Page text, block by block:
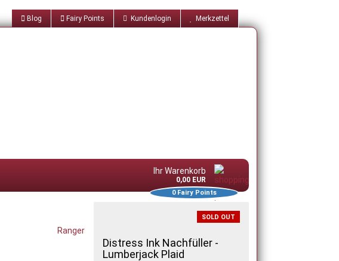
Blog Fairy Points Kundenlogin Merkzettel
Ihr Warenkorb
0,00 EUR
0Fairy Points
Ranger
SOLD OUT
Distress Ink Nachfüller -
Lumberjack Plaid